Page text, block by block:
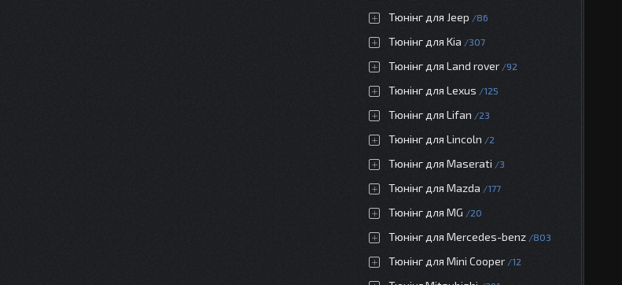
Тюнінг для Jeep 86
Тюнінг для Kia 307
Тюнінг для Land rover 92
Тюнінг для Lexus 125
Тюнінг для Lifan 23
Тюнінг для Lincoln 2
Тюнінг для Maserati 3
Тюнінг для Mazda 177
Тюнінг для MG 20
Тюнінг для Mercedes-benz 803
Тюнінг для Mini Cooper 12